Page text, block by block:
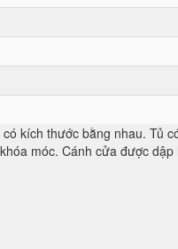
kích thước bằng nhau. Tủ
móc. Cánh cửa được